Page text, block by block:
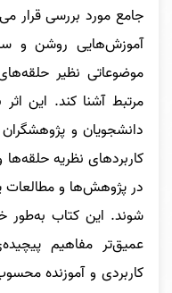
جامع مورد بررسی قرار
آموزش‌هایی روشن و
موضوعاتی نظیر
مرتبط آشنا کند. این
دانشجویان و
کاربردهای نظریه
در پژوهش‌ها و مطالعات
شوند. این کتاب به‌طور
عمیق‌تر مفاهیم
کاربردی و آموزنده